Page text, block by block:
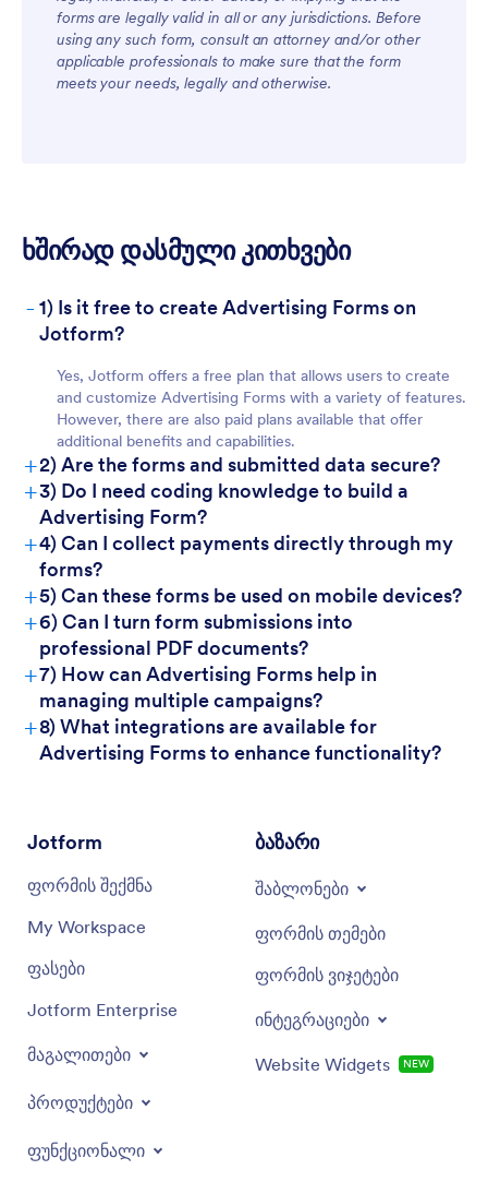
For Customers
forms are legally valid in all or any jurisdictions. Before
using any such form, consult an attorney and/or other
applicable professionals to make sure that the form
meets your needs, legally and otherwise.
ხშირად დასმული კითხვები
- 1) Is it free to create Advertising Forms on
Jotform?
Yes, Jotform offers a free plan that allows users to create
and customize Advertising Forms with a variety of features.
However, there are also paid plans available that offer
additional benefits and capabilities.
+2) Are the forms and submitted data secure?
+3) Do I need coding knowledge to build a
Advertising Form?
+4) Can I collect payments directly through my
forms?
+5) Can these forms be used on mobile devices?
+6) Can I turn form submissions into
professional PDF documents?
+7) How can Advertising Forms help in
managing multiple campaigns?
+8) What integrations are available for
Advertising Forms to enhance functionality?
Jotform
ფორმის შექმნა
My Workspace
ფასები
Jotform Enterprise
მაგალითები
პროდუქტები
ფუნქციონალი
ბაზარი
შაბლონები
ფორმის თემები
ფორმის ვიჯეტები
ინტეგრაციები
Website Widgets NEW